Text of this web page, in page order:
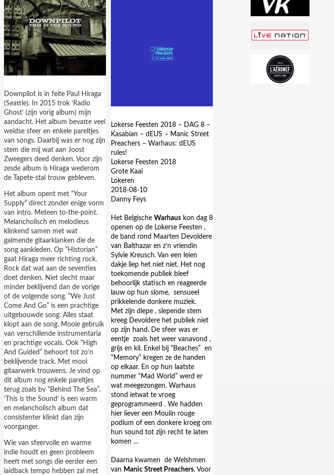
Downpilot is in feite Paul Hiraga
(Seattle). In 2015 trok ‘Radio
Ghost’ (zijn vorig album) mijn
aandacht. Het album bevatte veel
weidse sfeer en enkele pareltjes
van songs. Daarbij was er nog zijn
stem die mij wat aan Joost
Zweegers deed denken. Voor zijn
zesde album is Hiraga wederom
de Tapete-stal trouw gebleven.
Het album opent met “Your
Supply” direct zonder enige vorm
van intro. Meteen to-the-point.
Melancholisch en melodieus
klinkend samen met wat
galmende gitaarklanken die de
song aankleden. Op “Historian”
gaat Hiraga meer richting rock.
Rock dat wat aan de seventies
doet denken. Niet slecht maar
minder beklijvend dan de vorige
of de volgende song. “We Just
Come And Go” is een prachtige
uitgebouwde song. Alles staat
klopt aan de song. Mooie gebruik
van verschillende instrumentaria
en prachtige vocals. Ook “High
And Guided” behoort tot zo’n
beklijvende track. Met mooi
gitaarwerk trouwens. Je vind op
dit album nog enkele pareltjes
terug zoals bv “Behind The Sea”.
‘This is the Sound’ is een warm
en melancholisch album dat
consistenter klinkt dan zijn
voorganger.
Wie van sfeervolle en warme
indie houdt en geen probleem
heeft met songs die eerder een
laidback tempo hebben zal met
Lokerse Feesten 2018 – DAG 8 –
Kasabian – dEUS – Manic Street
Preachers – Warhaus: dEUS
rules!
Lokerse Feesten 2018
Grote Kaai
Lokeren
2018-08-10
Danny Feys
Het Belgische Warhaus kon dag 8
openen op de Lokerse Feesten ,
de band rond Maarten Devoldere
van Balthazar en z’n vriendin
Sylvie Kreusch. Van een leien
dakje liep het niet niet. Het nog
toekomende publiek bleef
behoorlijk statisch en reageerde
lauw op hun slome, sensueel
prikkelende donkere muziek.
Met zijn diepe , slepende stem
kreeg Devoldere het publiek niet
op zijn hand. De sfeer was er
eentje zoals het weer vanavond ,
grijs en kil. Enkel bij “Beaches” en
“Memory” kregen ze de handen
op elkaar. En op hun laatste
nummer “Mad World” werd er
wat meegezongen. Warhaus
stond ietwat te vroeg
geprogrammeerd . We hadden
hier liever een Moulin rouge
podium of een donkere kroeg om
hun sound tot zijn recht te laten
komen …
Daarna kwamen
de Welshmen
van Manic Street Preachers. Voor